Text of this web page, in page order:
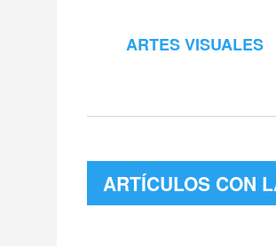
ARTES VISUALES
ARTÍCULOS CON